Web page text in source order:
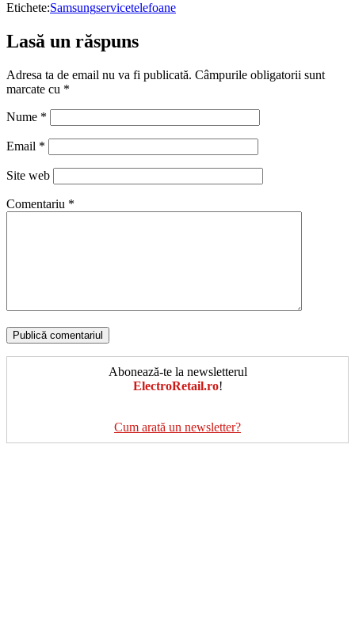
Etichete:Samsungservicetelefoane
Lasă un răspuns
Adresa ta de email nu va fi publicată. Câmpurile obligatorii sunt
marcate cu *
Nume *
Email *
Site web
Comentariu *
Abonează-te la newsletterul
ElectroRetail.ro!
Cum arată un newsletter?